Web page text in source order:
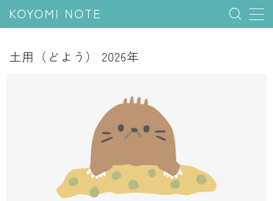
KOYOMI NOTE
二十四節気
七十二候
土用（どよう） 2026年